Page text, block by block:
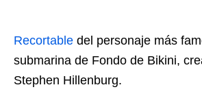
Recortable del personaje más
submarina de Fondo de Bikini,
Stephen Hillenburg.